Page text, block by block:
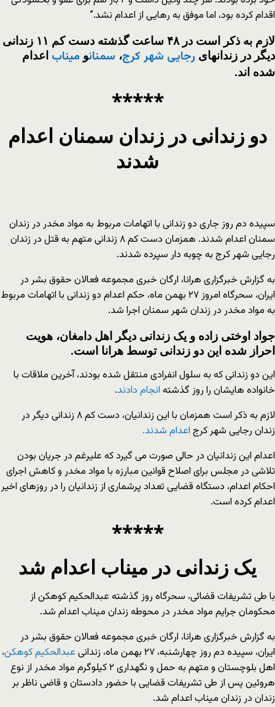
اقدام کرده بود، اما موفق به رهایی از اعدام نشد.”
لازم به ذکر است در ۴۸ ساعت گذشته دست کم ۱۱ زندانی
دیگر در زندانهای رجایی شهر کرج، سمنانو میناب اعدام
شده اند.
*****
دو زندانی در زندان سمنان اعدام
شدند
سپیده دم روز جاری دو زندانی با اتهامات مربوط به مواد مخدر در زندان
سمنان اعدام شدند. همزمان دست کم ۸ زندانی متهم به قتل در زندان
رجایی شهر کرج به چوبه دار سپرده شدند.
به گزارش خبرگزاری هرانا، ارگان خبری مجموعه فعالان حقوق بشر در
ایران، سحرگاه امروز ۲۷ بهمن ماه، حکم اعدام دو زندانی با اتهامات مربوط
به مواد مخدر در زندان شهر سمنان اجرا شد.
جواد اوختی زاده و یک زندانی دیگر اهل دامغان، هویت
احراز شده این دو زندانی توسط هرانا است.
این دو زندانی که به سلول انفرادی منتقل شده بودند، آخرین ملاقات با
خانواده هایشان را روز گذشته انجام دادند.
لازم به ذکر است همزمان با این زندانیان، دست کم ۸ زندانی دیگر در
زندان رجایی شهر کرج اعدام شدند.
اعدام این زندانیان در حالی صورت می گیرد که علیرغم در جریان بودن
تلاشی در مجلس برای اصلاح قوانین مبارزه با مواد مخدر و کاهش اجرای
احکام اعدام، دستگاه قضایی تعداد پرشماری از زندانیان را در روزهای اخیر
اعدام کرده است.
*****
یک زندانی در میناب اعدام شد
با طی تشریفات قضائی، سحرگاه روز گذشته عبدالحکیم کوهکن از
محکومان جرایم مواد مخدر در محوطه زندان میناب اعدام شد.
به گزارش خبرگزاری هرانا، ارگان خبری مجموعه فعالان حقوق بشر در
ایران، سپیده دم روز چهارشنبه، ۲۷ بهمن ماه، زندانی
عبدالحکیم کوهکن،
اهل بلوچستان و متهم به حمل و نگهداری ۲ کیلوگرم مواد مخدر از نوع
هروئین پس از طی تشریفات قضایی با حضور دادستان و قاضی ناظر بر
زندان در زندان میناب اعدام شد.